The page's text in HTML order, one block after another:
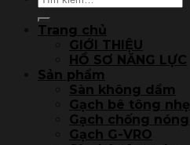
kiếm:
Trang chủ
GIỚI THIỆU
HỒ SƠ NĂNG LỰC
Sản phẩm
Sàn không dầm
Gạch bê tông nhẹ
Gạch chống nóng
Gạch G-VRO